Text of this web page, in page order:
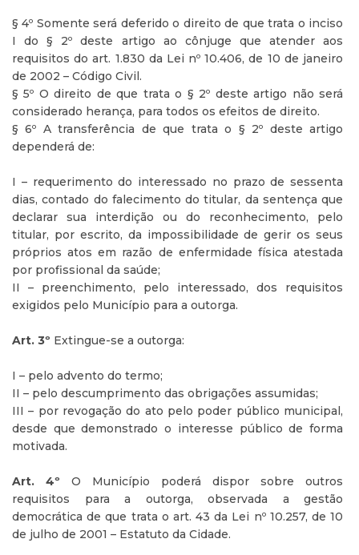
§ 4º Somente será deferido o direito de que trata o inciso
I do § 2º deste artigo ao cônjuge que atender aos
requisitos do art. 1.830 da Lei nº 10.406, de 10 de janeiro
de 2002 – Código Civil.
§ 5º O direito de que trata o § 2º deste artigo não será
considerado herança, para todos os efeitos de direito.
§ 6º A transferência de que trata o § 2º deste artigo
dependerá de:
I – requerimento do interessado no prazo de sessenta
dias, contado do falecimento do titular, da sentença que
declarar sua interdição ou do reconhecimento, pelo
titular, por escrito, da impossibilidade de gerir os seus
próprios atos em razão de enfermidade física atestada
por profissional da saúde;
II – preenchimento, pelo interessado, dos requisitos
exigidos pelo Município para a outorga.
Art. 3º Extingue-se a outorga:
I – pelo advento do termo;
II – pelo descumprimento das obrigações assumidas;
III – por revogação do ato pelo poder público municipal,
desde que demonstrado o interesse público de forma
motivada.
Art. 4º O Município poderá dispor sobre outros
requisitos para a outorga, observada a gestão
democrática de que trata o art. 43 da Lei nº 10.257, de 10
de julho de 2001 – Estatuto da Cidade.